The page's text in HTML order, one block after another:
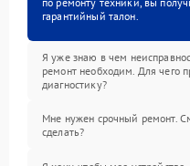
гарантийный талон.
Я уже знаю в чем
ремонт необходим. Для чего
диагностику?
Мне нужен срочный ремонт.
сделать?